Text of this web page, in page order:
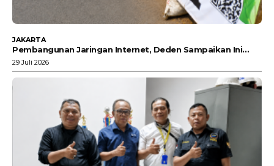
JAKARTA
Pembangunan Jaringan Internet, Deden Sampaikan Ini…
29 Juli 2026